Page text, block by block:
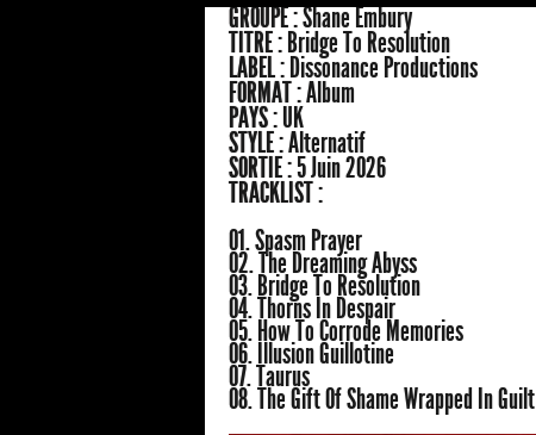
GROUPE :Shane Embury
TITRE : Bridge To Resolution
LABEL : Dissonance Productions
FORMAT :Album
PAYS :UK
STYLE :Alternatif
SORTIE :5 Juin 2026
TRACKLIST :
01. Spasm Prayer
02. The Dreaming Abyss
03. Bridge To Resolution
04. Thorns In Despair
05. How To Corrode Memories
06. Illusion Guillotine
07. Taurus
08. The Gift Of Shame Wrapped In Guilt